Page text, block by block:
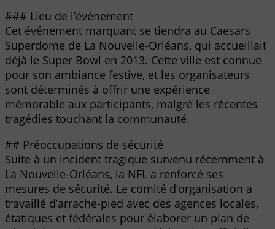
### Lieu de l’événement
Cet événement marquant se tiendra au Caesars
Superdome de La Nouvelle-Orléans, qui accueillait
déjà le Super Bowl en 2013. Cette ville est connue
pour son ambiance festive, et les organisateurs
sont déterminés à offrir une expérience
mémorable aux participants, malgré les récentes
tragédies touchant la communauté.
## Préoccupations de sécurité
Suite à un incident tragique survenu récemment à
La Nouvelle-Orléans, la NFL a renforcé ses
mesures de sécurité. Le comité d’organisation a
travaillé d’arrache-pied avec des agences locales,
étatiques et fédérales pour élaborer un plan de